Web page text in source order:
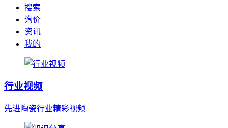
搜索
询价
资讯
我的
行业视频
先进陶瓷行业精彩视频